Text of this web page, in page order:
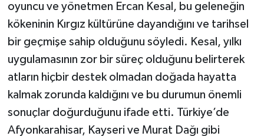
oyuncu ve yönetmen Ercan Kesal, bu geleneğin
kökeninin Kırgız kültürüne dayandığını ve tarihsel
bir geçmişe sahip olduğunu söyledi. Kesal, yılkı
uygulamasının zor bir süreç olduğunu belirterek
atların hiçbir destek olmadan doğada hayatta
kalmak zorunda kaldığını ve bu durumun önemli
sonuçlar doğurduğunu ifade etti. Türkiye’de
Afyonkarahisar, Kayseri ve Murat Dağı gibi